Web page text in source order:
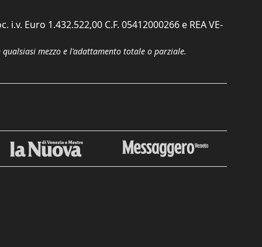
Euro 1.432.522,00 C.F. 05412000266 e REA VE-
mezzo e l'adattamento totale o parziale.